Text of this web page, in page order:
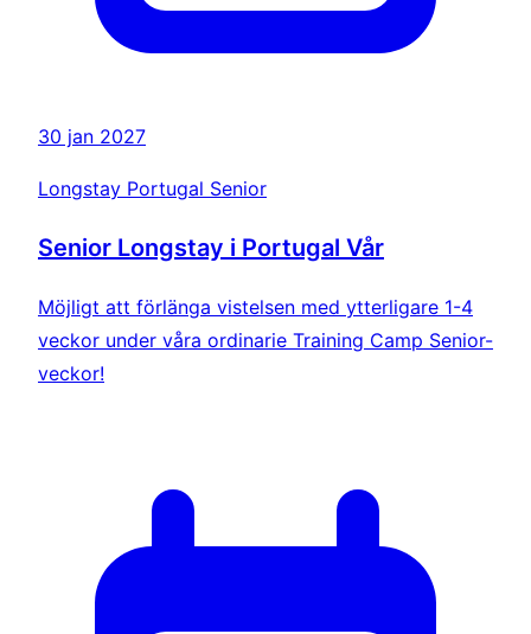
30 jan 2027
Longstay Portugal Senior
Senior Longstay i Portugal Vår
Möjligt att förlänga vistelsen med ytterligare 1-4
veckor under våra ordinarie Training Camp Senior-
veckor!